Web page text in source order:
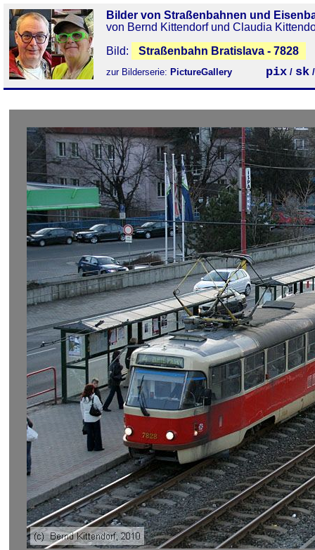
Bilder von Straßenbahnen und
von Bernd Kittendorf und Claudia
Bild:
Straßenbahn Bratislava - 7828
zur Bilderserie: PictureGallery pix / sk